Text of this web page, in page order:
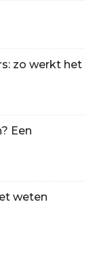
zo werkt het
Een
weten